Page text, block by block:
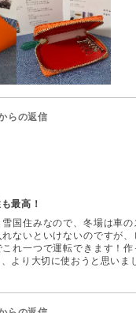
らの返信
最高！
国住みなので、冬場は車
ないといけないのですが、
れ一つで運転できます！
より大切に使おうと思いま